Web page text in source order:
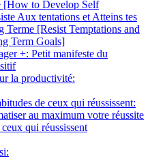
[How to Develop Self
Aux tentations et Atteins tes
Terme [Resist Temptations and
Term Goals]
+: Petit manifeste du
la productivité:
de ceux qui réussissent:
au maximum votre réussite
qui réussissent